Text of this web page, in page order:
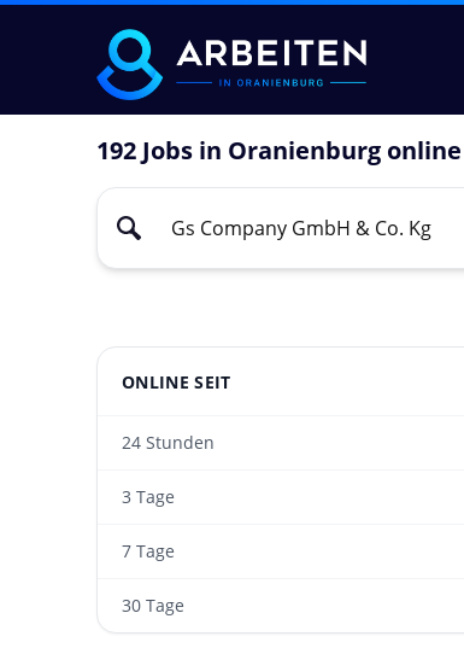
192 Jobs in Oranienburg online
ONLINE SEIT
24 Stunden
3 Tage
7 Tage
30 Tage